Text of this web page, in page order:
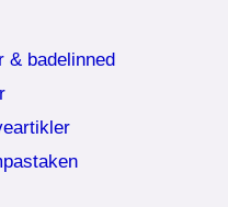
& badelinned